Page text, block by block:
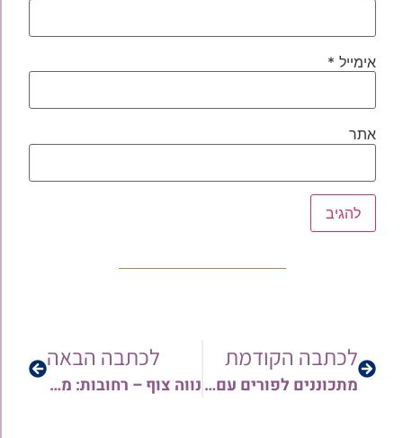
אימייל *
אתר
לכתבה הקודמת
מתכוננים לפורים עם 'קסת הסופר': המגילה העתיקה, התפילה המיוחדת, ואיזה גודל עדיף? | צפו בסרטונים >>>
לכתבה הבאה
נווה צוף – רחובות: מארי חיים הדר (סעיד) זצ"ל